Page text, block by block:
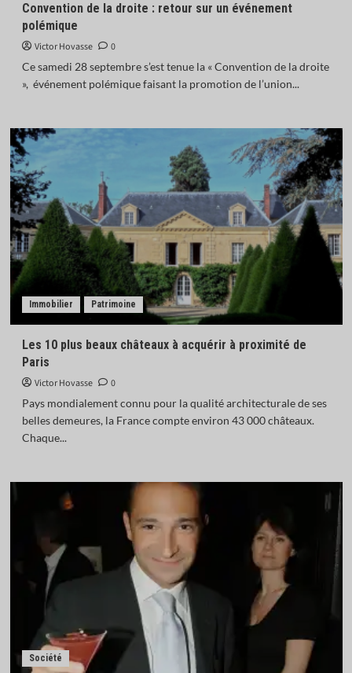
Convention de la droite : retour sur un événement
polémique
Victor Hovasse
0
Ce samedi 28 septembre s’est tenue la « Convention de la droite
», événement polémique faisant la promotion de l’union...
Immobilier Patrimoine
Les 10 plus beaux châteaux à acquérir à proximité de
Paris
Victor Hovasse
0
Pays mondialement connu pour la qualité architecturale de ses
belles demeures, la France compte environ 43 000 châteaux.
Chaque...
Société